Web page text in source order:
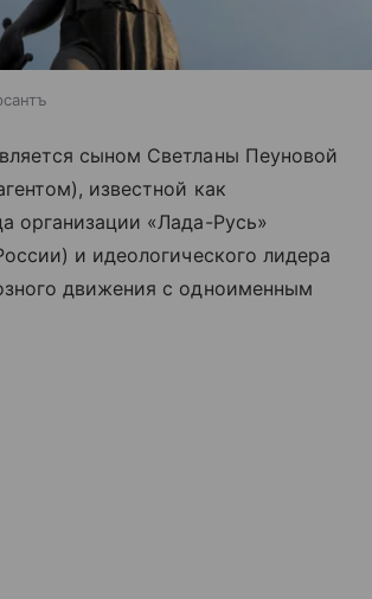
сыном Светланы Пеуновой
известной как
организации «Лада-Русь»
и идеологического лидера
движения с одноименным